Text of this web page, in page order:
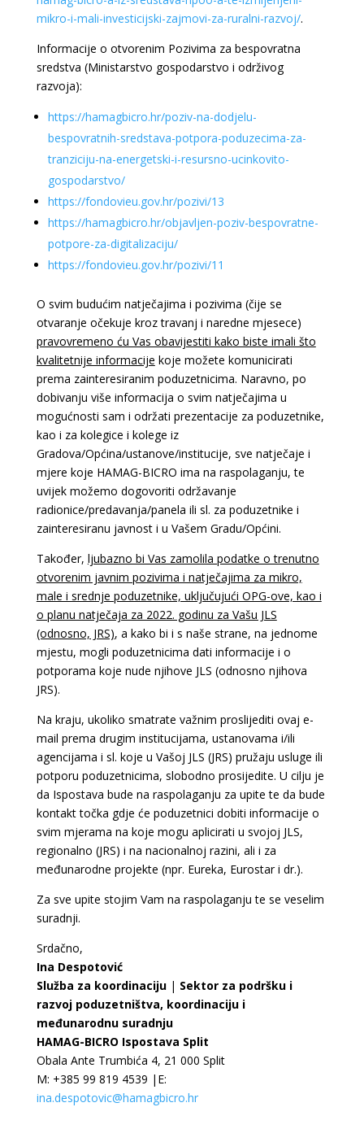
mikro-i-mali-investicijski-zajmovi-za-ruralni-razvoj/.
Informacije o otvorenim Pozivima za bespovratna
sredstva (Ministarstvo gospodarstvo i održivog
razvoja):
https://hamagbicro.hr/poziv-na-dodjelu-
bespovratnih-sredstava-potpora-poduzecima-za-
tranziciju-na-energetski-i-resursno-ucinkovito-
gospodarstvo/
https://fondovieu.gov.hr/pozivi/13
https://hamagbicro.hr/objavljen-poziv-bespovratne-
potpore-za-digitalizaciju/
https://fondovieu.gov.hr/pozivi/11
O svim budućim natječajima i pozivima (čije se
otvaranje očekuje kroz travanj i naredne mjesece)
pravovremeno ću Vas obavijestiti kako biste imali što
kvalitetnije informacije koje možete komunicirati
prema zainteresiranim poduzetnicima. Naravno, po
dobivanju više informacija o svim natječajima u
mogućnosti sam i održati prezentacije za poduzetnike,
kao i za kolegice i kolege iz
Gradova/Općina/ustanove/institucije, sve natječaje i
mjere koje HAMAG-BICRO ima na raspolaganju, te
uvijek možemo dogovoriti održavanje
radionice/predavanja/panela ili sl. za poduzetnike i
zainteresiranu javnost i u Vašem Gradu/Općini.
Također, ljubazno bi Vas zamolila podatke o trenutno
otvorenim javnim pozivima i natječajima za mikro,
male i srednje poduzetnike, uključujući OPG-ove, kao i
o planu natječaja za 2022. godinu za Vašu JLS
(odnosno, JRS), a kako bi i s naše strane, na jednome
mjestu, mogli poduzetnicima dati informacije i o
potporama koje nude njihove JLS (odnosno njihova
JRS).
Na kraju, ukoliko smatrate važnim proslijediti ovaj e-
mail prema drugim institucijama, ustanovama i/ili
agencijama i sl. koje u Vašoj JLS (JRS) pružaju usluge ili
potporu poduzetnicima, slobodno prosijedite. U cilju je
da Ispostava bude na raspolaganju za upite te da bude
kontakt točka gdje će poduzetnici dobiti informacije o
svim mjerama na koje mogu aplicirati u svojoj JLS,
regionalno (JRS) i na nacionalnoj razini, ali i za
međunarodne projekte (npr. Eureka, Eurostar i dr.).
Za sve upite stojim Vam na raspolaganju te se veselim
suradnji.
Srdačno,
Ina Despotović
Služba za koordinaciju | Sektor za podršku i
razvoj poduzetništva, koordinaciju i
međunarodnu suradnju
HAMAG-BICRO Ispostava Split
Obala Ante Trumbića 4, 21 000 Split
M: +385 99 819 4539 |E:
ina.despotovic@hamagbicro.hr